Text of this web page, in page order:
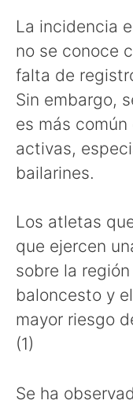
La incidencia
no se conoce
falta de
Sin embargo,
es más
activas,
bailarines.
Los atletas
que ejercen
sobre la
baloncesto y
mayor riesgo
(1)
Se ha